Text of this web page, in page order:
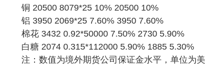
铜 20500 8079*25 10% 20500 10%
铝 3950 2069*25 7.60% 3950 7.60%
棉花 3432 0.92*50000 7.50% 2730 5.90%
白糖 2074 0.315*112000 5.90% 1885 5.30%
注：数值为境外期货公司保证金水平，单位为美